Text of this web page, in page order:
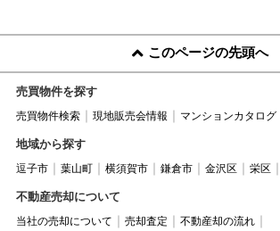
このページの先頭へ
売買物件を探す
売買物件検索 現地販売会情報 マンションカタログ
地域から探す
逗子市 葉山町 横須賀市 鎌倉市 金沢区 栄区
不動産売却について
当社の売却について 売却査定
不動産却の流れ